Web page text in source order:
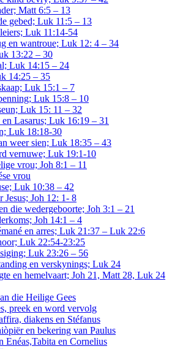
Matt 6:5 – 13
gebed; Luk 11:5 – 13
Luk 11:14-54
en wantroue; Luk 12: 4 – 34
13:22 – 30
Luk 14:15 – 24
14:25 – 35
Luk 15:1 – 7
Luk 15:8 – 10
Luk 15: 11 – 32
Lasarus; Luk 16:19 – 31
Luk 18:18-30
weer sien; Luk 18:35 – 43
vernuwe; Luk 19:1-10
vrou; Joh 8:1 – 11
vrou
Luk 10:38 – 42
Jesus; Joh 12: 1- 8
die wedergeboorte; Joh 3:1 – 21
Joh 14:1 – 4
en arres; Luk 21:37 – Luk 22:6
Luk 22:54-23:25
Luk 23:26 – 56
en verskynings; Luk 24
en hemelvaart; Joh 21, Matt 28, Luk 24
die Heilige Gees
preek en word vervolg
diakens en Stéfanus
en bekering van Paulus
Enéas,Tabita en Cornelius